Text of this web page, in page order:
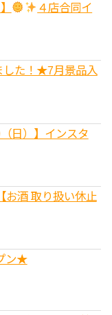
４店合同イ
した！★7月景品入
日）】インスタ
お酒 取り扱い休止
ン★